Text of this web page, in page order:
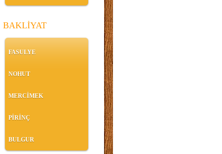
BAKLİYAT
FASULYE
NOHUT
MERCİMEK
PİRİNÇ
BULGUR